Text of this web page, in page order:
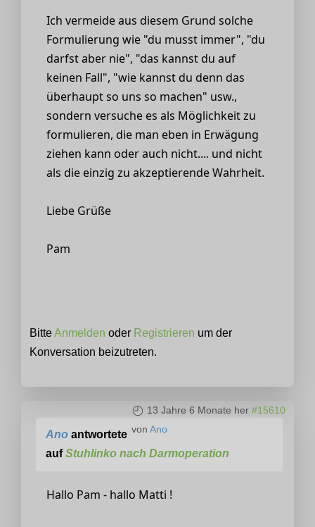
Ich vermeide aus diesem Grund solche
Formulierung wie "du musst immer", "du
darfst aber nie", "das kannst du auf
keinen Fall", "wie kannst du denn das
überhaupt so uns so machen" usw.,
sondern versuche es als Möglichkeit zu
formulieren, die man eben in Erwägung
ziehen kann oder auch nicht.... und nicht
als die einzig zu akzeptierende Wahrheit.
Liebe Grüße
Pam
BitteAnmelden oder Registrieren um der
Konversation beizutreten.
13 Jahre 6 Monate her #15610
von Ano
Ano antwortete
aufStuhlinko nach Darmoperation
Hallo Pam - hallo Matti !